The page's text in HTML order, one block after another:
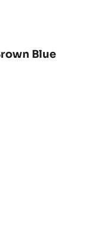
Blue